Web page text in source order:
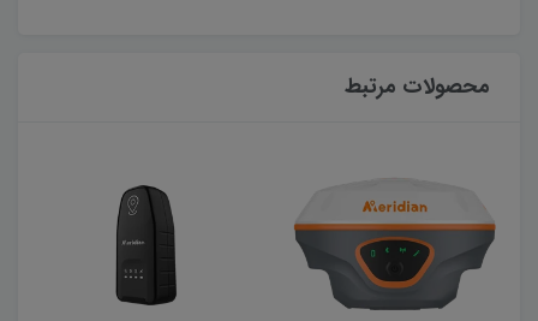
محصولات مرتبط